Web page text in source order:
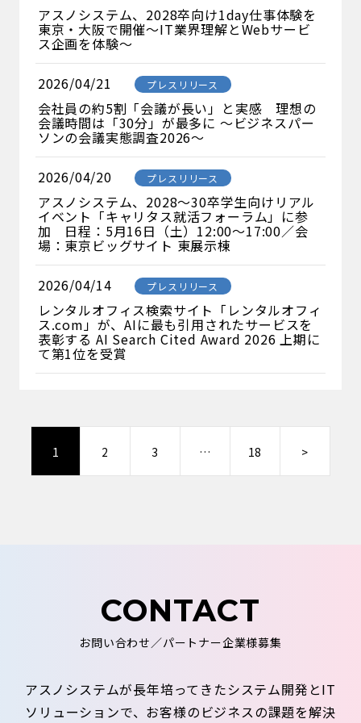
アスノシステム、2028卒向け1day仕事体験を
東京・大阪で開催～IT業界理解とWebサービ
ス企画を体験～
2026/04/21 プレスリリース
会社員の約5割「会議が長い」と実感 理想の
会議時間は「30分」が最多に ～ビジネスパー
ソンの会議実態調査2026～
2026/04/20 プレスリリース
アスノシステム、2028～30卒学生向けリアル
イベント「キャリタス就活フォーラム」に参
加 日程：5月16日（土）12:00～17:00／会
場：東京ビッグサイト 東展示棟
2026/04/14 プレスリリース
レンタルオフィス検索サイト「レンタルオフィ
ス.com」が、AIに最も引用されたサービスを
表彰する AI Search Cited Award 2026 上期に
て第1位を受賞
1 2 3 … 18 >
CONTACT
お問い合わせ／パートナー企業様募集
アスノシステムが長年培ってきたシステム開発とIT
ソリューションで、お客様のビジネスの課題を解決